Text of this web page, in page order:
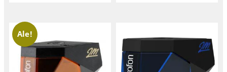
Ale!